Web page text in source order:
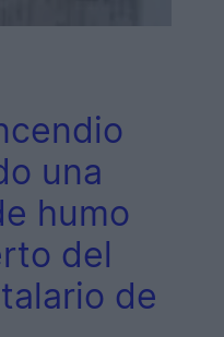
una
humo
del
de